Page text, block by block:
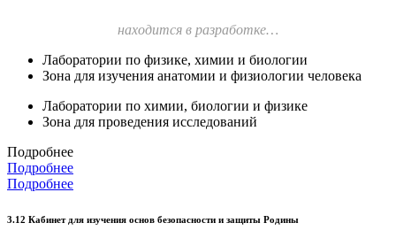
находится в разработке…
Лаборатории по физике, химии и биологии
Зона для изучения анатомии и физиологии человека
Лаборатории по химии, биологии и физике
Зона для проведения исследований
Подробнее
Подробнее
Подробнее
3.12 Кабинет для изучения основ безопасности и защиты Родины